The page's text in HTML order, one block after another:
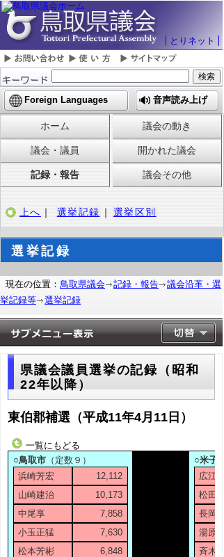
とりネット
Foreign Languages 音声読み上げ
ホーム 議会の動き
議会・議員 開かれた議会
記録・報告 議会その他
上へ ｜ 選挙記録 ｜ 選挙区別
選挙記録
現在の位置： 鳥取県議会 記録・報告
議会沿革・選
挙記録等
選挙記録
県議会議員選挙の記録（昭和
22年以降）
東伯郡補選（平成11年4月11日）
一覧にもどる
○鳥取市（定数９）
浜崎芳宏
12,112
山崎建治
10,173
中尾享
7,858
小玉正猛
7,630
松本芳彬
6,848
○米子市
広江弌
松田一
長岡和
湯原俊
斉木正